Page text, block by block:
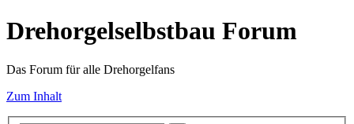
Drehorgelselbstbau Forum
Das Forum für alle Drehorgelfans
Zum Inhalt